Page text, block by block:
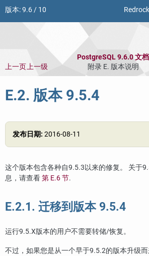
版本:9.6/ 10
PostgreSQL 9.6.0 文档
上一页上一级 附录 E. 版本说明
E.2. 版本 9.5.4
发布日期: 2016-08-11
这个版本包含各种自9.5.3以来的修复。 关于
息，请查看第 E.6 节.
E.2.1. 迁移到版本 9.5.4
运行9.5.X版本的用户不需要转储/恢复。
不过，如果您是从一个早于9.5.2的版本升级